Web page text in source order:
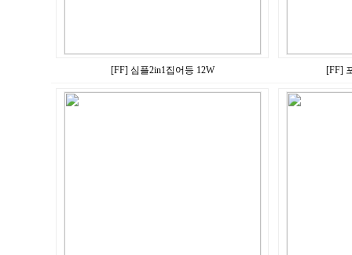
[FF] 심플2in1집어등 12W [FF]